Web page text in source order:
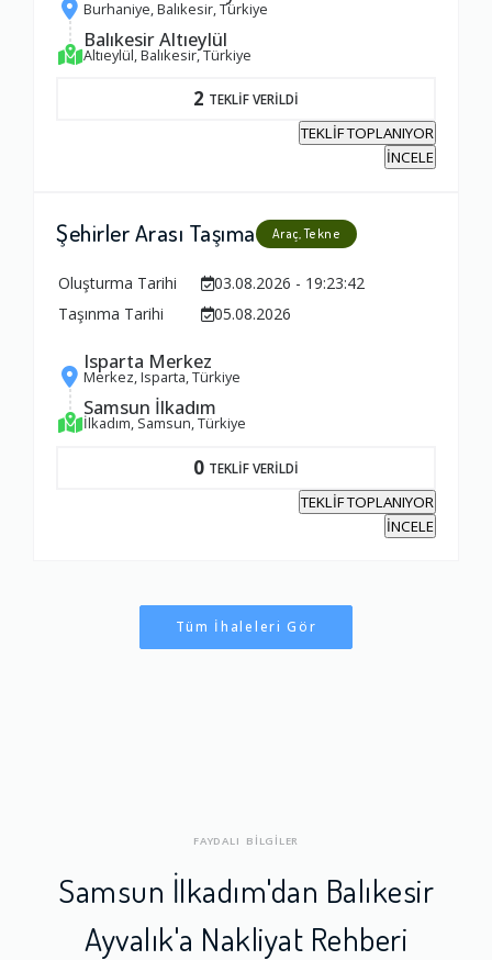
Burhaniye, Balıkesir, Türkiye
Balıkesir Altıeylül
Altıeylül, Balıkesir, Türkiye
2 TEKLİF VERİLDİ
TEKLİF TOPLANIYOR
İNCELE
Şehirler Arası Taşıma Araç, Tekne
Oluşturma Tarihi
03.08.2026 - 19:23:42
Taşınma Tarihi
05.08.2026
Isparta Merkez
Merkez, Isparta, Türkiye
Samsun İlkadım
İlkadım, Samsun, Türkiye
0 TEKLİF VERİLDİ
TEKLİF TOPLANIYOR
İNCELE
Tüm İhaleleri Gör
FAYDALI BİLGİLER
Samsun İlkadım'dan Balıkesir
Ayvalık'a Nakliyat Rehberi